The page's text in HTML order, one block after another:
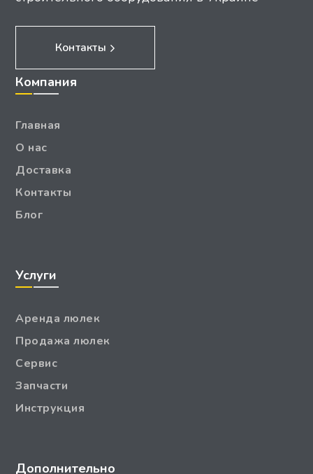
Контакты
Компания
Главная
О нас
Доставка
Контакты
Блог
Услуги
Аренда люлек
Продажа люлек
Сервис
Запчасти
Инструкция
Дополнительно